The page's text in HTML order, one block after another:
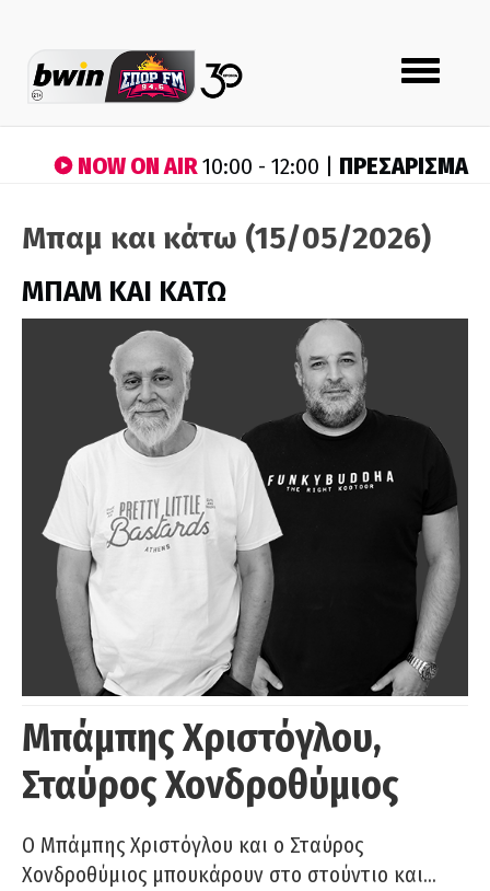
Toggle
navigation
NOW ON AIR10:00 - 12:00 | ΠΡΕΣΑΡΙΣΜΑ
Μπαμ και κάτω (15/05/2026)
ΜΠΑΜ ΚΑΙ ΚΑΤΩ
Μπάμπης Χριστόγλου,
Σταύρος Χονδροθύμιος
O Μπάμπης Χριστόγλου και ο Σταύρος
Χονδροθύμιος μπουκάρουν στο στούντιο και…